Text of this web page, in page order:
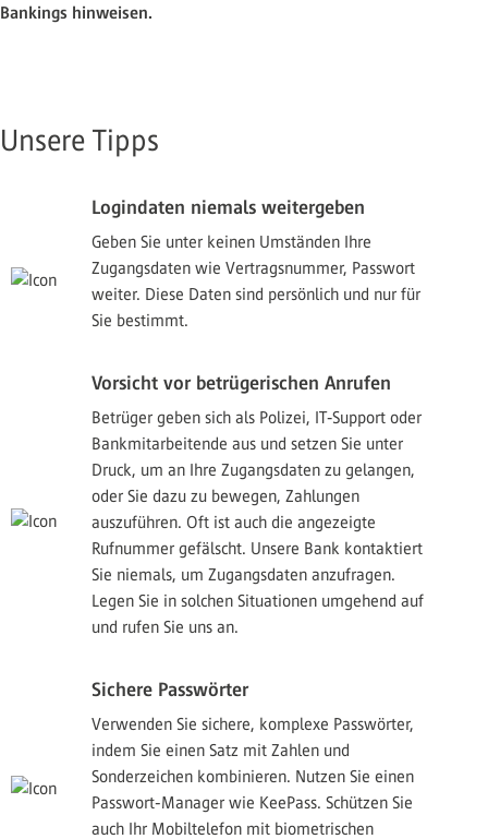
Bankings hinweisen.
Unsere Tipps
Logindaten niemals weitergeben
Geben Sie unter keinen Umständen Ihre
Zugangsdaten wie Vertragsnummer, Passwort
weiter. Diese Daten sind persönlich und nur für
Sie bestimmt.
Vorsicht vor betrügerischen Anrufen
Betrüger geben sich als Polizei, IT‑Support oder
Bankmitarbeitende aus und setzen Sie unter
Druck, um an Ihre Zugangsdaten zu gelangen,
oder Sie dazu zu bewegen, Zahlungen
auszuführen. Oft ist auch die angezeigte
Rufnummer gefälscht. Unsere Bank kontaktiert
Sie niemals, um Zugangsdaten anzufragen.
Legen Sie in solchen Situationen umgehend auf
und rufen Sie uns an.
Sichere Passwörter
Verwenden Sie sichere, komplexe Passwörter,
indem Sie einen Satz mit Zahlen und
Sonderzeichen kombinieren. Nutzen Sie einen
Passwort-Manager wie KeePass. Schützen Sie
auch Ihr Mobiltelefon mit biometrischen